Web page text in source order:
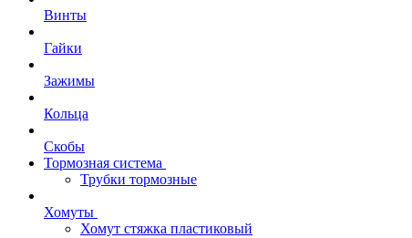
Винты
Гайки
Зажимы
Кольца
Скобы
Тормозная система
Трубки тормозные
Хомуты
Хомут стяжка пластиковый